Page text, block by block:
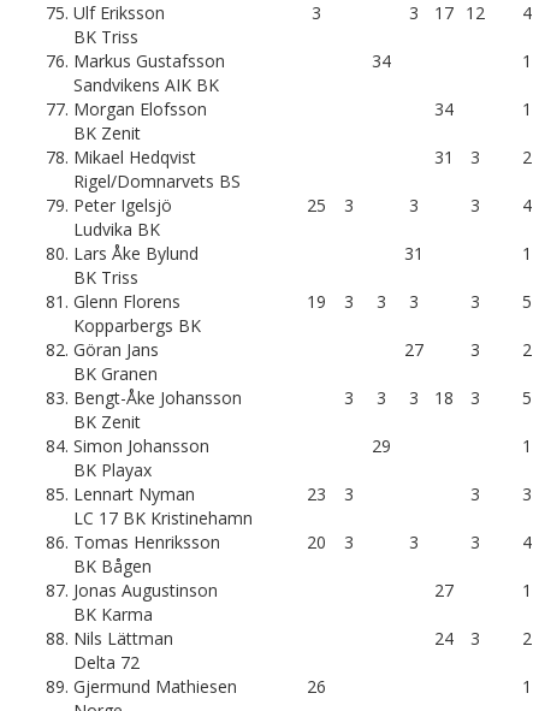
75. Ulf Eriksson
BK Triss
3 3 17 12 4
76. Markus Gustafsson
Sandvikens AIK BK
34 1
77. Morgan Elofsson
BK Zenit
34 1
78. Mikael Hedqvist
Rigel/Domnarvets BS
31 3 2
79. Peter Igelsjö
Ludvika BK
25 3 3 3 4
80. Lars Åke Bylund
BK Triss
31 1
81. Glenn Florens
Kopparbergs BK
19 3 3 3 3 5
82. Göran Jans
BK Granen
27 3 2
83. Bengt-Åke Johansson
BK Zenit
3 3 3 18 3 5
84. Simon Johansson
BK Playax
29 1
85. Lennart Nyman
LC 17 BK Kristinehamn
23 3 3 3
86. Tomas Henriksson
BK Bågen
20 3 3 3 4
87. Jonas Augustinson
BK Karma
27 1
88. Nils Lättman
Delta 72
24 3 2
89. Gjermund Mathiesen
26 1